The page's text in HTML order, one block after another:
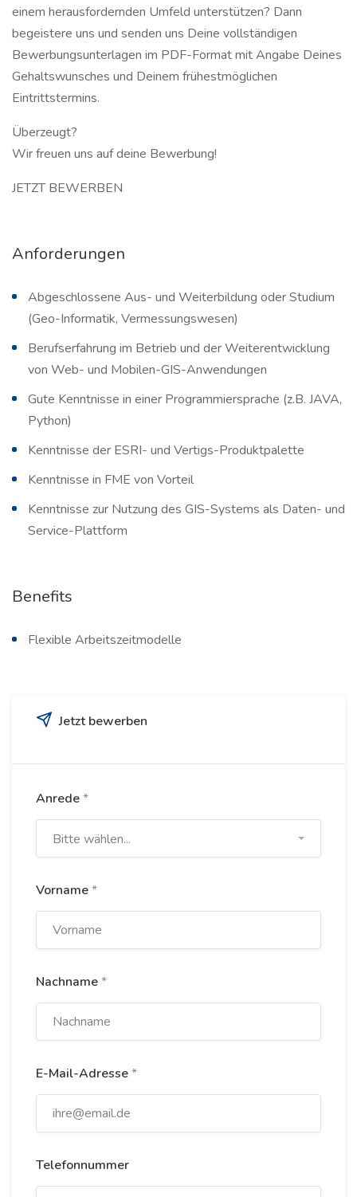
einem herausfordernden Umfeld unterstützen? Dann
begeistere uns und senden uns Deine vollständigen
Bewerbungsunterlagen im PDF-Format mit Angabe Deines
Gehaltswunsches und Deinem frühestmöglichen
Eintrittstermins.
Überzeugt?
Wir freuen uns auf deine Bewerbung!
JETZT BEWERBEN
Anforderungen
Abgeschlossene Aus- und Weiterbildung oder Studium
(Geo-Informatik, Vermessungswesen)
Berufserfahrung im Betrieb und der Weiterentwicklung
von Web- und Mobilen-GIS-Anwendungen
Gute Kenntnisse in einer Programmiersprache (z.B. JAVA,
Python)
Kenntnisse der ESRI- und Vertigs-Produktpalette
Kenntnisse in FME von Vorteil
Kenntnisse zur Nutzung des GIS-Systems als Daten- und
Service-Plattform
Benefits
Flexible Arbeitszeitmodelle
Jetzt bewerben
Anrede*
Bitte wählen...
Vorname*
Nachname*
E-Mail-Adresse*
Telefonnummer